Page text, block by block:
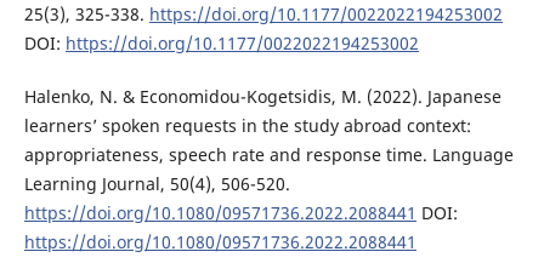
25(3), 325-338. https://doi.org/10.1177/0022022194253002
DOI: https://doi.org/10.1177/0022022194253002
Halenko, N. & Economidou-Kogetsidis, M. (2022). Japanese
learners’ spoken requests in the study abroad context:
appropriateness, speech rate and response time. Language
Learning Journal, 50(4), 506-520.
https://doi.org/10.1080/09571736.2022.2088441 DOI:
https://doi.org/10.1080/09571736.2022.2088441